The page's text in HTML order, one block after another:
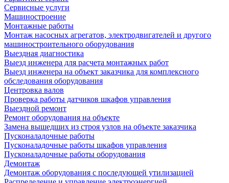
Сервисные услуги
Машиностроение
Монтажные работы
Монтаж насосных агрегатов, электродвигателей и другого
машиностроительного оборудования
Выездная диагностика
Выезд инженера для расчета монтажных работ
Выезд инженера на объект заказчика для комплексного
обследования оборудования
Центровка валов
Проверка работы датчиков шкафов управления
Выездной ремонт
Ремонт оборудования на объекте
Замена вышедших из строя узлов на объекте заказчика
Пусконаладочные работы
Пусконаладочные работы шкафов управления
Пусконаладочные работы оборудования
Демонтаж
Демонтаж оборудования с последующей утилизацией